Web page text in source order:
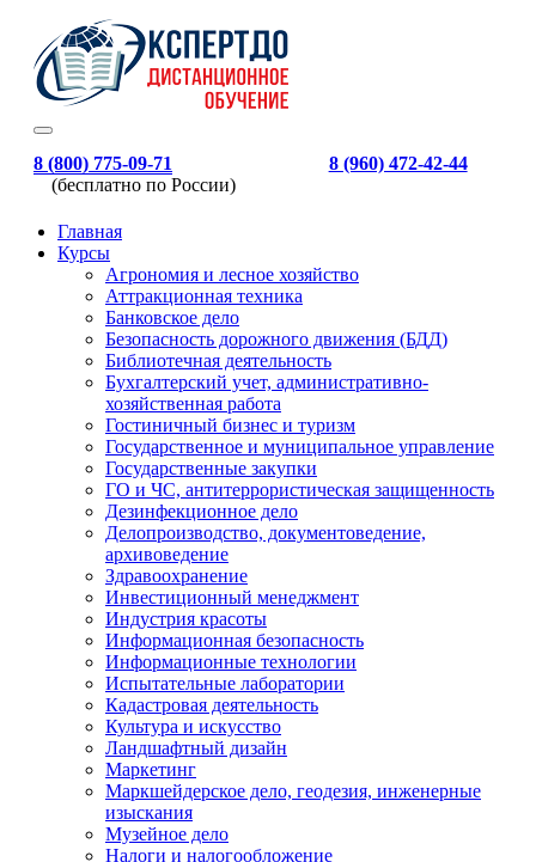
8 (800) 775-09-71
(бесплатно по России)
8 (960) 472-42-44
Главная
Курсы
Агрономия и лесное хозяйство
Аттракционная техника
Банковское дело
Безопасность дорожного движения (БДД)
Библиотечная деятельность
Бухгалтерский учет, административно-
хозяйственная работа
Гостиничный бизнес и туризм
Государственное и муниципальное управление
Государственные закупки
ГО и ЧС, антитеррористическая защищенность
Дезинфекционное дело
Делопроизводство, документоведение,
архивоведение
Здравоохранение
Инвестиционный менеджмент
Индустрия красоты
Информационная безопасность
Информационные технологии
Испытательные лаборатории
Кадастровая деятельность
Культура и искусство
Ландшафтный дизайн
Маркетинг
Маркшейдерское дело, геодезия, инженерные
изыскания
Музейное дело
Налоги и налогообложение